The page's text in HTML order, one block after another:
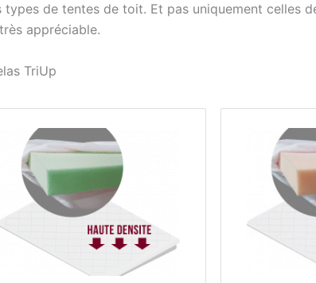
types de tentes de toit. Et pas uniquement celles
appréciable.
TriUp